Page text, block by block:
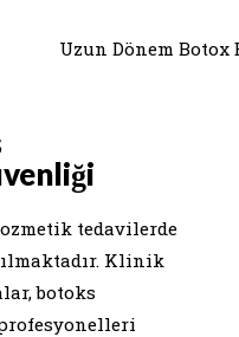
tedavilerde
Klinik
botoks